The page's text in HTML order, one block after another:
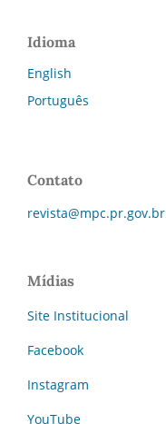
Idioma
English
Português
Contato
revista@mpc.pr.gov.br
Mídias
Site Institucional
Facebook
Instagram
YouTube